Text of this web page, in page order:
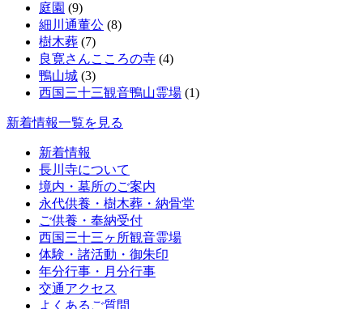
庭園 (9)
細川通董公 (8)
樹木葬 (7)
良寛さんこころの寺 (4)
鴨山城 (3)
西国三十三観音鴨山霊場 (1)
新着情報一覧を見る
新着情報
長川寺について
境内・墓所のご案内
永代供養・樹木葬・納骨堂
ご供養・奉納受付
西国三十三ヶ所観音霊場
体験・諸活動・御朱印
年分行事・月分行事
交通アクセス
よくあるご質問